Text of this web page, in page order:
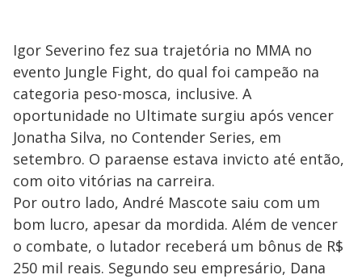
Igor Severino fez sua trajetória no MMA no
evento Jungle Fight, do qual foi campeão na
categoria peso-mosca, inclusive. A
oportunidade no Ultimate surgiu após vencer
Jonatha Silva, no Contender Series, em
setembro. O paraense estava invicto até então,
com oito vitórias na carreira.
Por outro lado, André Mascote saiu com um
bom lucro, apesar da mordida. Além de vencer
o combate, o lutador receberá um bônus de R$
250 mil reais. Segundo seu empresário, Dana